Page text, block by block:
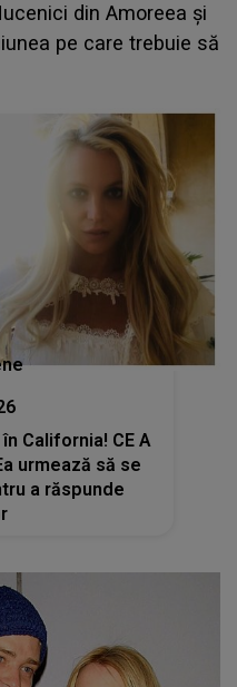
din Amoreea și
pe care trebuie să
California! CE A
urmează să se
a răspunde